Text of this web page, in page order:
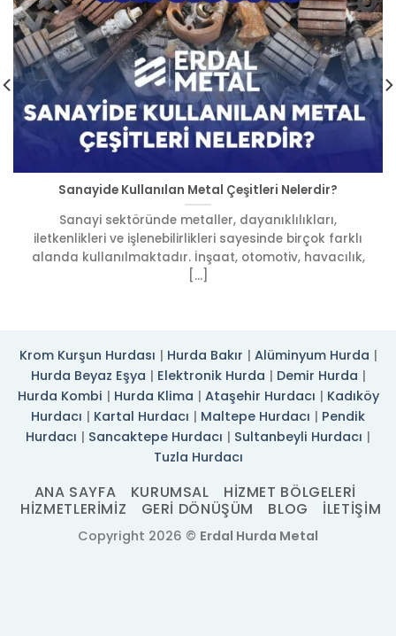
Sanayide Kullanılan Metal Çeşitleri Nelerdir?
Sanayi sektöründe metaller, dayanıklılıkları,
iletkenlikleri ve işlenebilirlikleri sayesinde birçok farklı
alanda kullanılmaktadır. İnşaat, otomotiv, havacılık,
[...]
Krom Kurşun Hurdası | Hurda Bakır | Alüminyum Hurda |
Hurda Beyaz Eşya | Elektronik Hurda | Demir Hurda |
Hurda Kombi | Hurda Klima | Ataşehir Hurdacı | Kadıköy
Hurdacı | Kartal Hurdacı | Maltepe Hurdacı | Pendik
Hurdacı | Sancaktepe Hurdacı | Sultanbeyli Hurdacı |
Tuzla Hurdacı
ANA SAYFA KURUMSAL
HIZMET BÖLGELERI
HIZMETLERIMIZ
GERI DÖNÜŞÜM BLOG İLETIŞIM
Copyright 2026 © Erdal Hurda Metal